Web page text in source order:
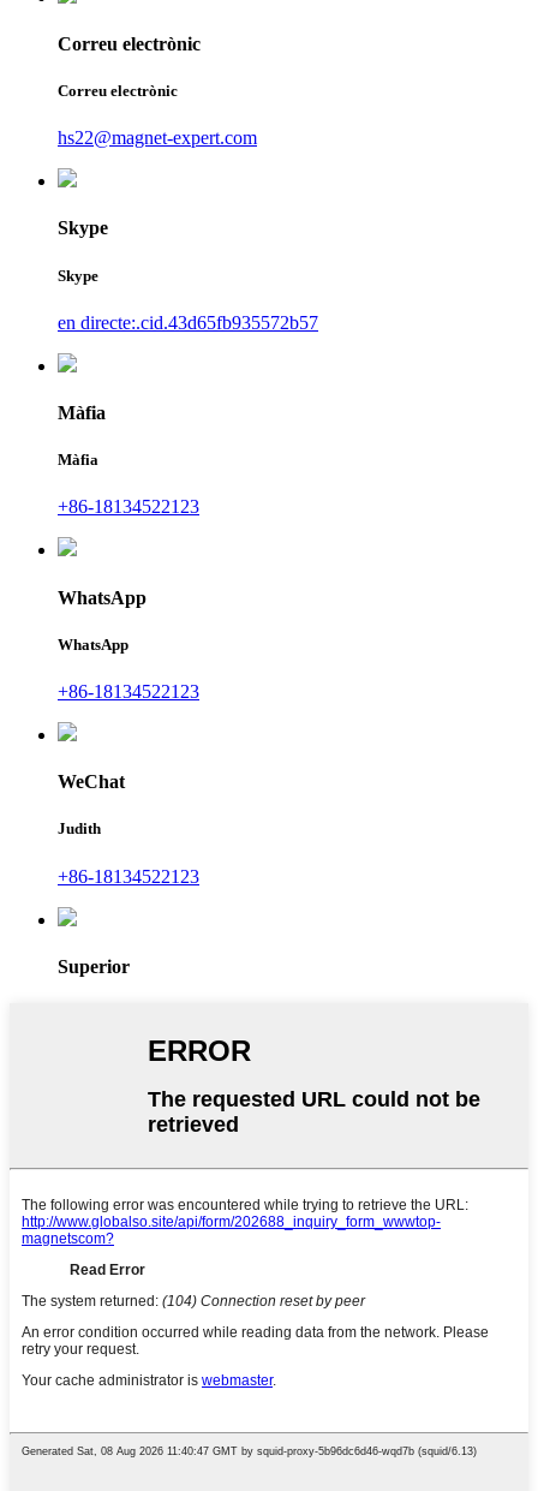
Correu electrònic
Correu electrònic
hs22@magnet-expert.com
Skype
Skype
en directe:.cid.43d65fb935572b57
Màfia
Màfia
+86-18134522123
WhatsApp
WhatsApp
+86-18134522123
WeChat
Judith
+86-18134522123
Superior